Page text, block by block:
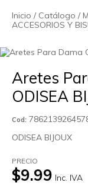
Inicio / Catálogo /
ACCESORIOS Y
Aretes
ODISEA
Cod:
ODISEA BIJOUX
PRECIO
$9.99 Inc. IVA